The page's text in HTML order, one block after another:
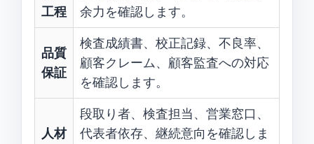
工程
余力を確認します。
品質
保証
検査成績書、校正記録、不良率、
顧客クレーム、顧客監査への対応
を確認します。
人材
段取り者、検査担当、営業窓口、
代表者依存、継続意向を確認しま